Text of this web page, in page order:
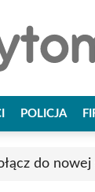
POLICJA
do